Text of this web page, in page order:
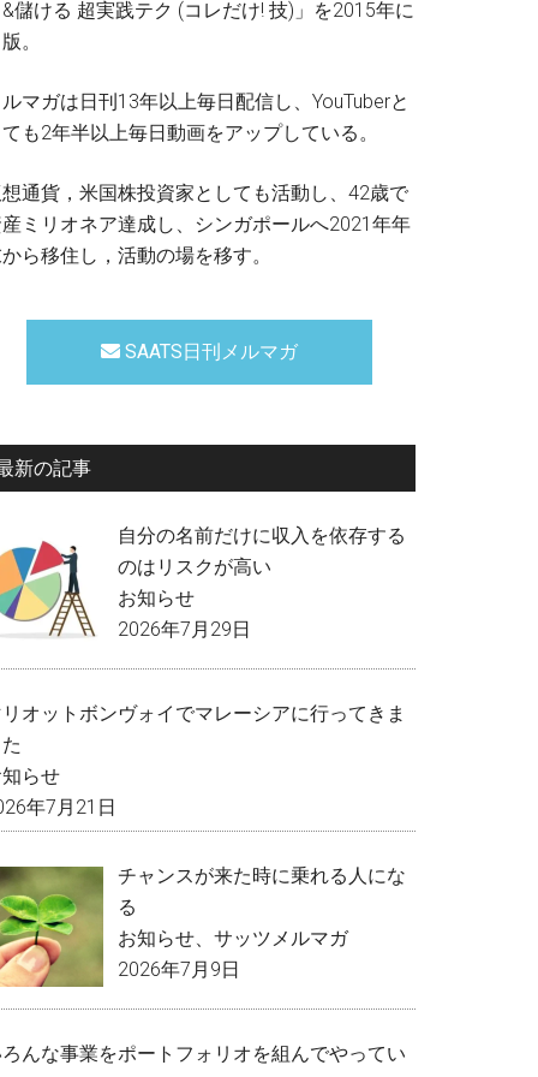
儲ける 超実践テク (コレだけ! 技)」を2015年に
。
マガは日刊13年以上毎日配信し、YouTuberと
も2年半以上毎日動画をアップしている。
通貨，米国株投資家としても活動し、42歳で
ミリオネア達成し、シンガポールへ2021年年
ら移住し，活動の場を移す。
SAATS日刊メルマガ
新の記事
自分の名前だけに収入を依存する
のはリスクが高い
お知らせ
2026年7月29日
オットボンヴォイでマレーシアに行ってきま
らせ
年7月21日
チャンスが来た時に乗れる人にな
る
お知らせ
サッツメルマガ
2026年7月9日
んな事業をポートフォリオを組んでやってい